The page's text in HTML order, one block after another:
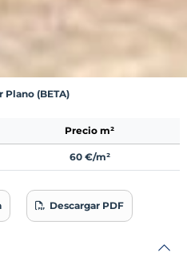
Plano (BETA)
Precio m²
60 €/m²
Descargar PDF